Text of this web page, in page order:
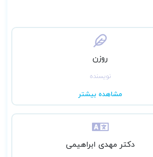
روزن
نویسنده
مشاهده بیشتر
دکتر مهدی ابراهیمی